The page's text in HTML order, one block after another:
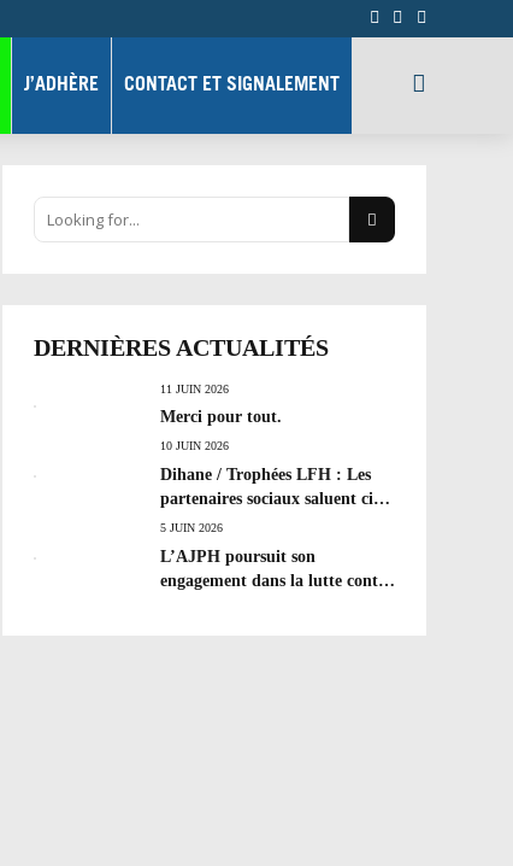
J’ADHÈRE CONTACT ET SIGNALEMENT
DERNIÈRES ACTUALITÉS
11 JUIN 2026
Merci pour tout.
10 JUIN 2026
Dihane / Trophées LFH : Les
partenaires sociaux saluent cinq
années de progrès social et les
efforts à poursuivre !
5 JUIN 2026
L’AJPH poursuit son
engagement dans la lutte contre